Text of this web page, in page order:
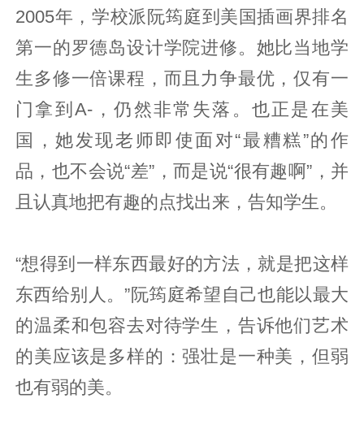
2005年，学校派阮筠庭到美国插画界排名
第一的罗德岛设计学院进修。她比当地学
生多修一倍课程，而且力争最优，仅有一
门拿到A-，仍然非常失落。也正是在美
国，她发现老师即使面对“最糟糕”的作
品，也不会说“差”，而是说“很有趣啊”，并
且认真地把有趣的点找出来，告知学生。
“想得到一样东西最好的方法，就是把这样
东西给别人。”阮筠庭希望自己也能以最大
的温柔和包容去对待学生，告诉他们艺术
的美应该是多样的：强壮是一种美，但弱
也有弱的美。